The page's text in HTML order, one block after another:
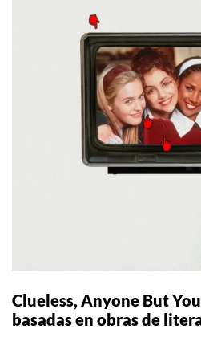
Clueless, Anyone But
basadas en obras de